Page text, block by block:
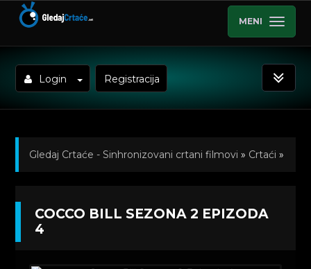
MENI
Login Registracija
Gledaj Crtaće - Sinhronizovani crtani filmovi » Crtaći »
Kratkometrazni crtani filmovi
COCCO BILL SEZONA 2 EPIZODA
4